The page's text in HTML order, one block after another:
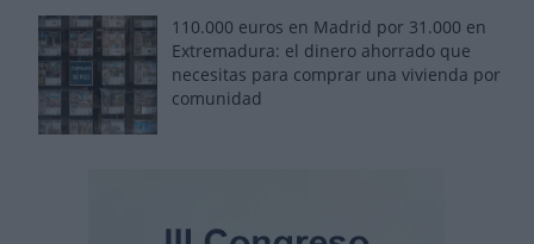
110.000 euros en Madrid por 31.000 en
Extremadura: el dinero ahorrado que
necesitas para comprar una vivienda por
comunidad